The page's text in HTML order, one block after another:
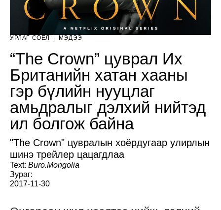
УРЛАГ СОЁЛ МЭДЭЭ
“The Crown” цуврал Их
Британийн хатан хааны
гэр бүлийн нууцлаг
амьдралыг дэлхий нийтэд
ил болгож байна
"The Crown" цувралын хоёрдугаар улирлын
шинэ трейлер цацагдлаа
Text: Buro.Mongolia
Зураг:
2017-11-30